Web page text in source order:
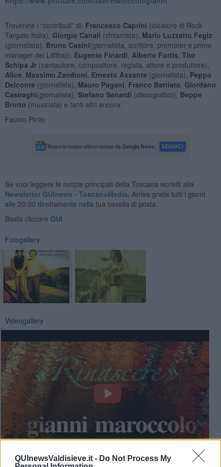
QUInewsValdisieve.it - Do Not Process My
Troverete i “contributi” di: Francesco Caprini (ideatore di Rock
Targato Italia), Giorgio Canali (chitarrista), Mario Luzzatto Fegiz
(giornalista), Bruno Casini(giornalista, scrittore, promoter e primo
manager dei Litfiba)), Eugenio Finardi Alberto Fortis Tito
Schipa Jr(cantautore, compositore, regista, attore e produttore),
Alice Massimo Zamboni Ernesto Assante (giornalista), Peppo
Delconte (giornalista), Mauro Pagani Franco Battiato Giordano
Casiraghi(giornalista), Stefano Senardi (discografico), Beppe
Brotto (musicista) e tanti altri ancora.
Fausto Pirìto
Se vuoi leggere le notizie principali della Toscana iscriviti alla
Newsletter QUInews - ToscanaMedia. Arriva gratis tutti i giorni
alle 20:00 direttamente nella tua casella di posta.
Basta cliccare QUI
Fotogallery
Videogallery